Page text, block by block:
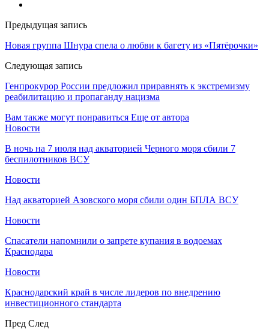
Предыдущая запись
Новая группа Шнура спела о любви к багету из «Пятёрочки»
Следующая запись
Генпрокурор России предложил приравнять к экстремизму
реабилитацию и пропаганду нацизма
Вам также могут понравиться Еще от автора
Новости
В ночь на 7 июля над акваторией Черного моря сбили 7
беспилотников ВСУ
Новости
Над акваторией Азовского моря сбили один БПЛА ВСУ
Новости
Спасатели напомнили о запрете купания в водоемах
Краснодара
Новости
Краснодарский край в числе лидеров по внедрению
инвестиционного стандарта
Пред След